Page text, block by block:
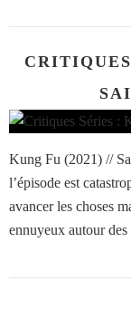
Kung Fu (2021) //
l’épisode est
avancer les choses
ennuyeux autour